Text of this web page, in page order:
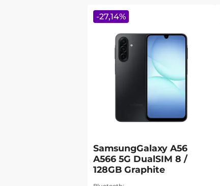
SamsungGalaxy A56
A566 5G DualSIM 8 /
128GB Graphite
-27,14%